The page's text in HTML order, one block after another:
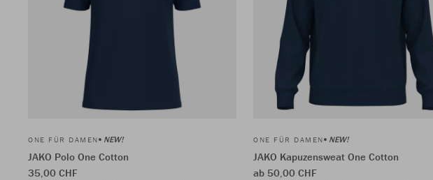
ONE FÜR DAMEN NEW!
JAKO Polo One Cotton
35,00 CHF
ONE FÜR DAMEN NEW!
JAKO Kapuzensweat One Cotton
ab 50,00 CHF